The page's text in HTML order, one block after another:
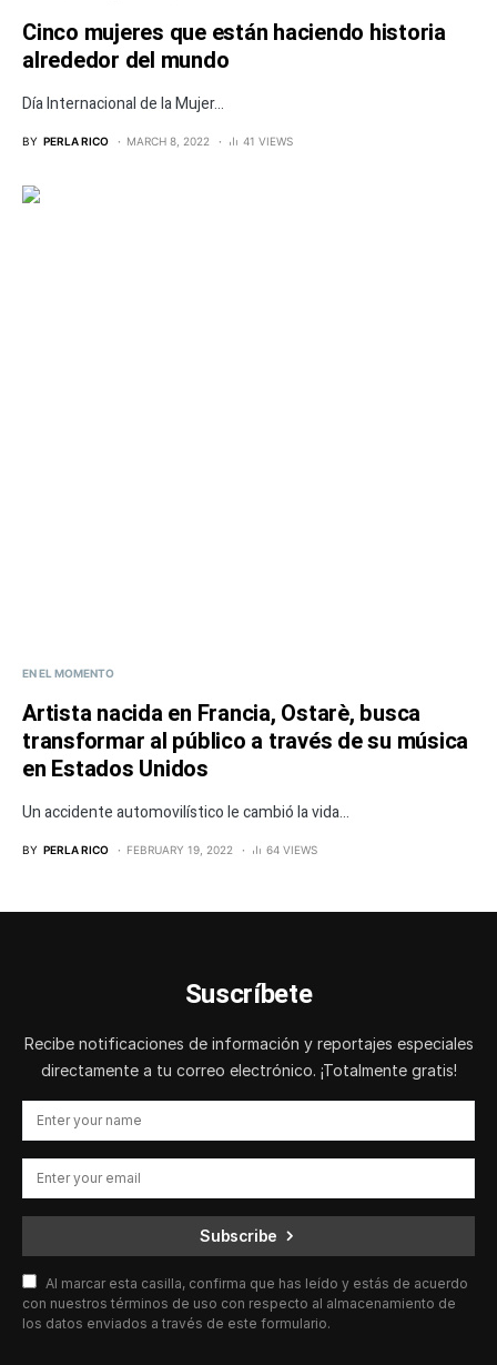
Cinco mujeres que están haciendo historia
alrededor del mundo
Día Internacional de la Mujer...
BY PERLA RICO MARCH 8, 2022 41 VIEWS
EN EL MOMENTO
Artista nacida en Francia, Ostarè, busca
transformar al público a través de su música
en Estados Unidos
Un accidente automovilístico le cambió la vida...
BY PERLA RICO FEBRUARY 19, 2022 64 VIEWS
Suscríbete
Recibe notificaciones de información y reportajes especiales
directamente a tu correo electrónico. ¡Totalmente gratis!
Subscribe
Al marcar esta casilla, confirma que has leído y estás de acuerdo
con nuestros términos de uso con respecto al almacenamiento de
los datos enviados a través de este formulario.